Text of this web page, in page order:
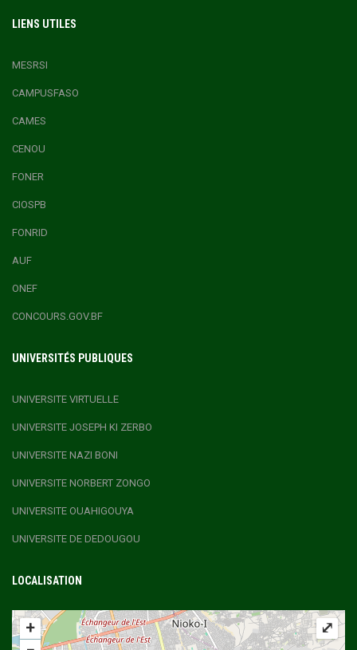
LIENS UTILES
MESRSI
CAMPUSFASO
CAMES
CENOU
FONER
CIOSPB
FONRID
AUF
ONEF
CONCOURS.GOV.BF
UNIVERSITÉS PUBLIQUES
UNIVERSITE VIRTUELLE
UNIVERSITE JOSEPH KI ZERBO
UNIVERSITE NAZI BONI
UNIVERSITE NORBERT ZONGO
UNIVERSITE OUAHIGOUYA
UNIVERSITE DE DEDOUGOU
LOCALISATION
+
⤢